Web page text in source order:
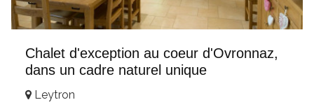
Chalet d'exception au coeur d'Ovronnaz,
dans un cadre naturel unique
Leytron